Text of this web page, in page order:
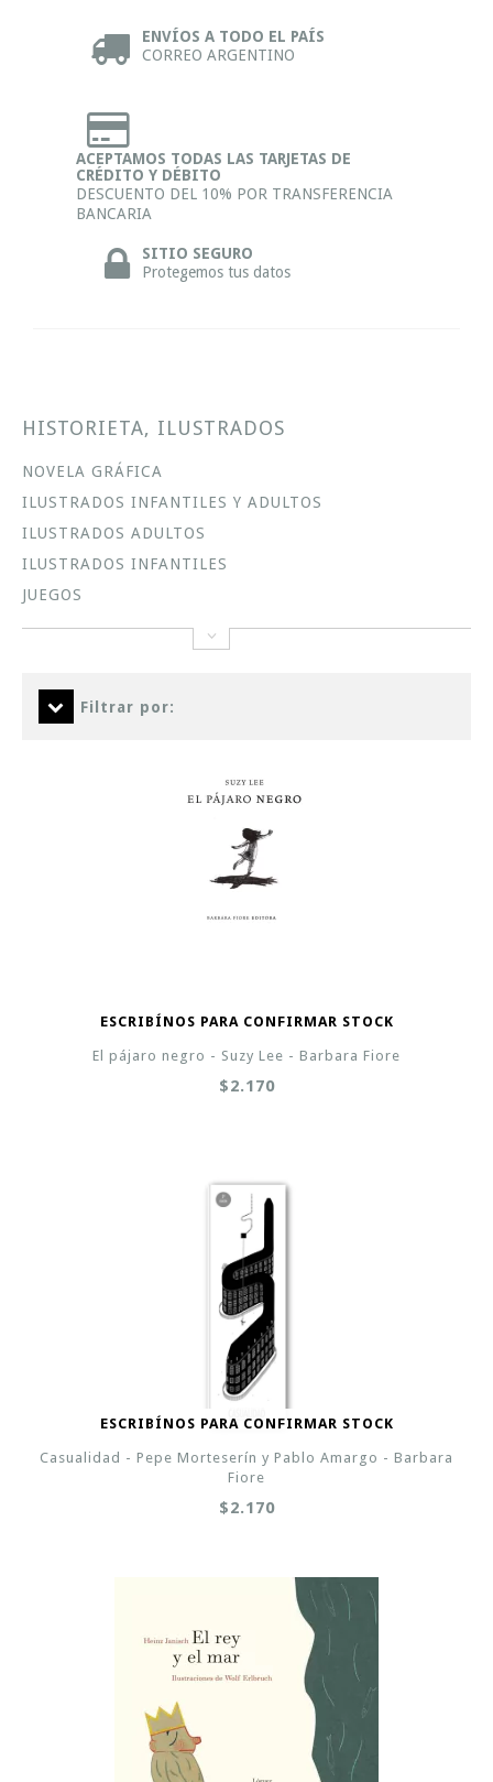
ENVÍOS A TODO EL PAÍS
CORREO ARGENTINO
ACEPTAMOS TODAS LAS TARJETAS DE
CRÉDITO Y DÉBITO
DESCUENTO DEL 10% POR TRANSFERENCIA
BANCARIA
SITIO SEGURO
Protegemos tus datos
HISTORIETA, ILUSTRADOS
NOVELA GRÁFICA
ILUSTRADOS INFANTILES Y ADULTOS
ILUSTRADOS ADULTOS
ILUSTRADOS INFANTILES
JUEGOS
Filtrar por:
ESCRIBÍNOS PARA CONFIRMAR STOCK
El pájaro negro - Suzy Lee - Barbara Fiore
$2.170
ESCRIBÍNOS PARA CONFIRMAR STOCK
Casualidad - Pepe Morteserín y Pablo Amargo - Barbara
Fiore
$2.170